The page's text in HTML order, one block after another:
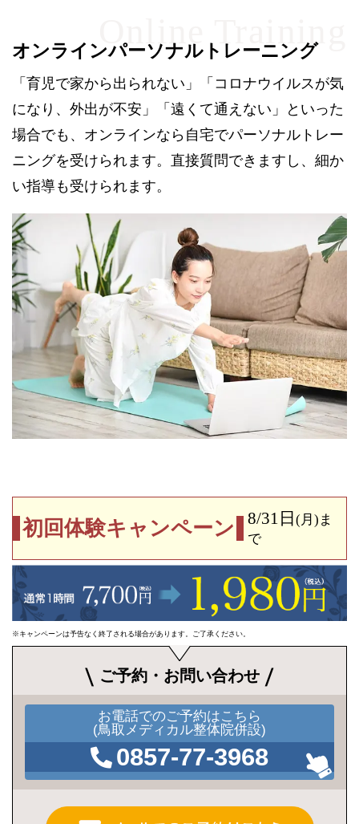
オンラインパーソナルトレーニング
「育児で家から出られない」「コロナウイルスが気
になり、外出が不安」「遠くて通えない」といった
場合でも、オンラインなら自宅でパーソナルトレー
ニングを受けられます。直接質問できますし、細か
い指導も受けられます。
初回体験キャンペーン 8/31日(月) ま
で
※キャンペーンは予告なく終了される場合があります。ご了承ください。
ご予約・お問い合わせ
お電話でのご予約はこちら
(鳥取メディカル整体院併設)
0857-77-3968